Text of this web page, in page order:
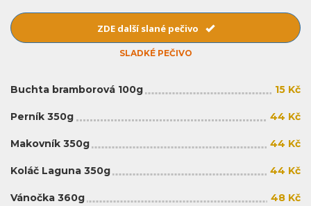
ZDE další slané pečivo
SLADKÉ PEČIVO
Buchta bramborová 100g 15 Kč
Perník 350g 44 Kč
Makovník 350g 44 Kč
Koláč Laguna 350g 44 Kč
Vánočka 360g 48 Kč